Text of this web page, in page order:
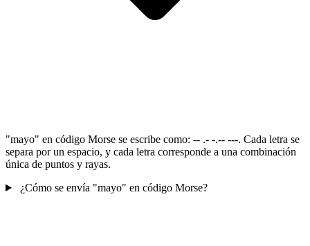
"mayo" en código Morse se escribe como: -- .- -.-- ---. Cada letra se
separa por un espacio, y cada letra corresponde a una combinación
única de puntos y rayas.
¿Cómo se envía "mayo" en código Morse?